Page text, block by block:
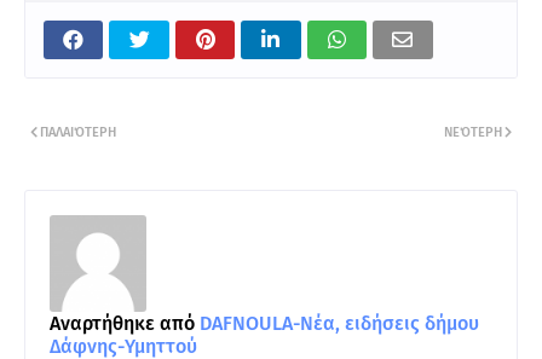
ΝΕΌΤΕΡΗ
ΠΑΛΑΙΌΤΕΡΗ
Αναρτήθηκε από DAFNOULA-Νέα, ειδήσεις δήμου
Δάφνης-Υμηττού